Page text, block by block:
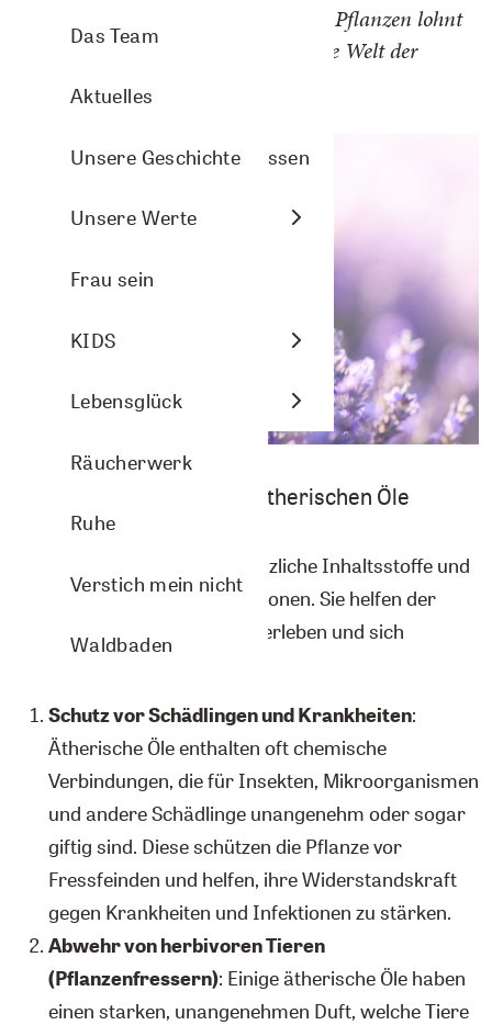
Aromasprays
Nasenbalsam
Arven- und Lavendelkissen
Raumbeduftung
Aromasphere
Zubehör und DIY
Themenwelten
Arve Wellness
Christmas
DIY-Ideen
Energie
Frau sein
KIDS
Lebensglück
Räucherwerk
Ruhe
Verstich mein nicht
Waldbaden
Pflanzenporträts
Das Team
Aktuelles
Unsere Geschichte
Unsere Werte
Blick in die Welt der meistgenutzten Pflanzen lohnt
sich, um die komplexe und vielseitige Welt der
ätherischen Öle zu verstehen.
Pflanzen – die Quelle der ätherischen Öle
Die ätherischen Öle sind pflanzliche Inhaltsstoffe und
haben eine Vielzahl von Funktionen. Sie helfen der
Pflanze unter anderem zu überleben und sich
Schutz vor Schädlingen und Krankheiten:
Ätherische Öle enthalten oft chemische
Verbindungen, die für Insekten, Mikroorganismen
und andere Schädlinge unangenehm oder sogar
giftig sind. Diese schützen die Pflanze vor
Fressfeinden und helfen, ihre Widerstandskraft
gegen Krankheiten und Infektionen zu stärken.
Abwehr von herbivoren Tieren
(Pflanzenfressern): Einige ätherische Öle haben
einen starken, unangenehmen Duft, welche Tiere